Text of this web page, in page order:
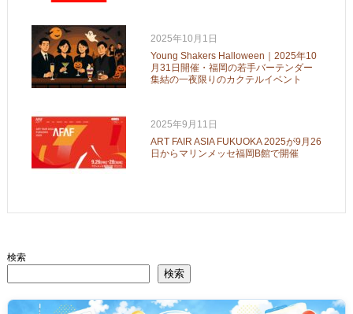
2025年10月1日
Young Shakers Halloween｜2025年10
月31日開催・福岡の若手バーテンダー
集結の一夜限りのカクテルイベント
2025年9月11日
ART FAIR ASIA FUKUOKA 2025が9月26
日からマリンメッセ福岡B館で開催
検索
検索